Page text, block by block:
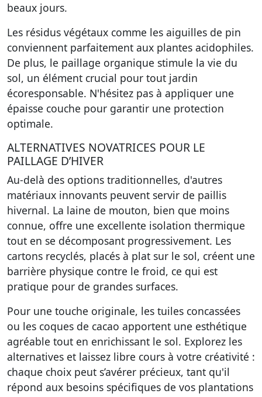
beaux jours.
Les résidus végétaux comme les aiguilles de pin
conviennent parfaitement aux plantes acidophiles.
De plus, le paillage organique stimule la vie du
sol, un élément crucial pour tout jardin
écoresponsable. N'hésitez pas à appliquer une
épaisse couche pour garantir une protection
optimale.
ALTERNATIVES NOVATRICES POUR LE
PAILLAGE D’HIVER
Au-delà des options traditionnelles, d'autres
matériaux innovants peuvent servir de paillis
hivernal. La laine de mouton, bien que moins
connue, offre une excellente isolation thermique
tout en se décomposant progressivement. Les
cartons recyclés, placés à plat sur le sol, créent une
barrière physique contre le froid, ce qui est
pratique pour de grandes surfaces.
Pour une touche originale, les tuiles concassées
ou les coques de cacao apportent une esthétique
agréable tout en enrichissant le sol. Explorez les
alternatives et laissez libre cours à votre créativité :
chaque choix peut s’avérer précieux, tant qu'il
répond aux besoins spécifiques de vos plantations